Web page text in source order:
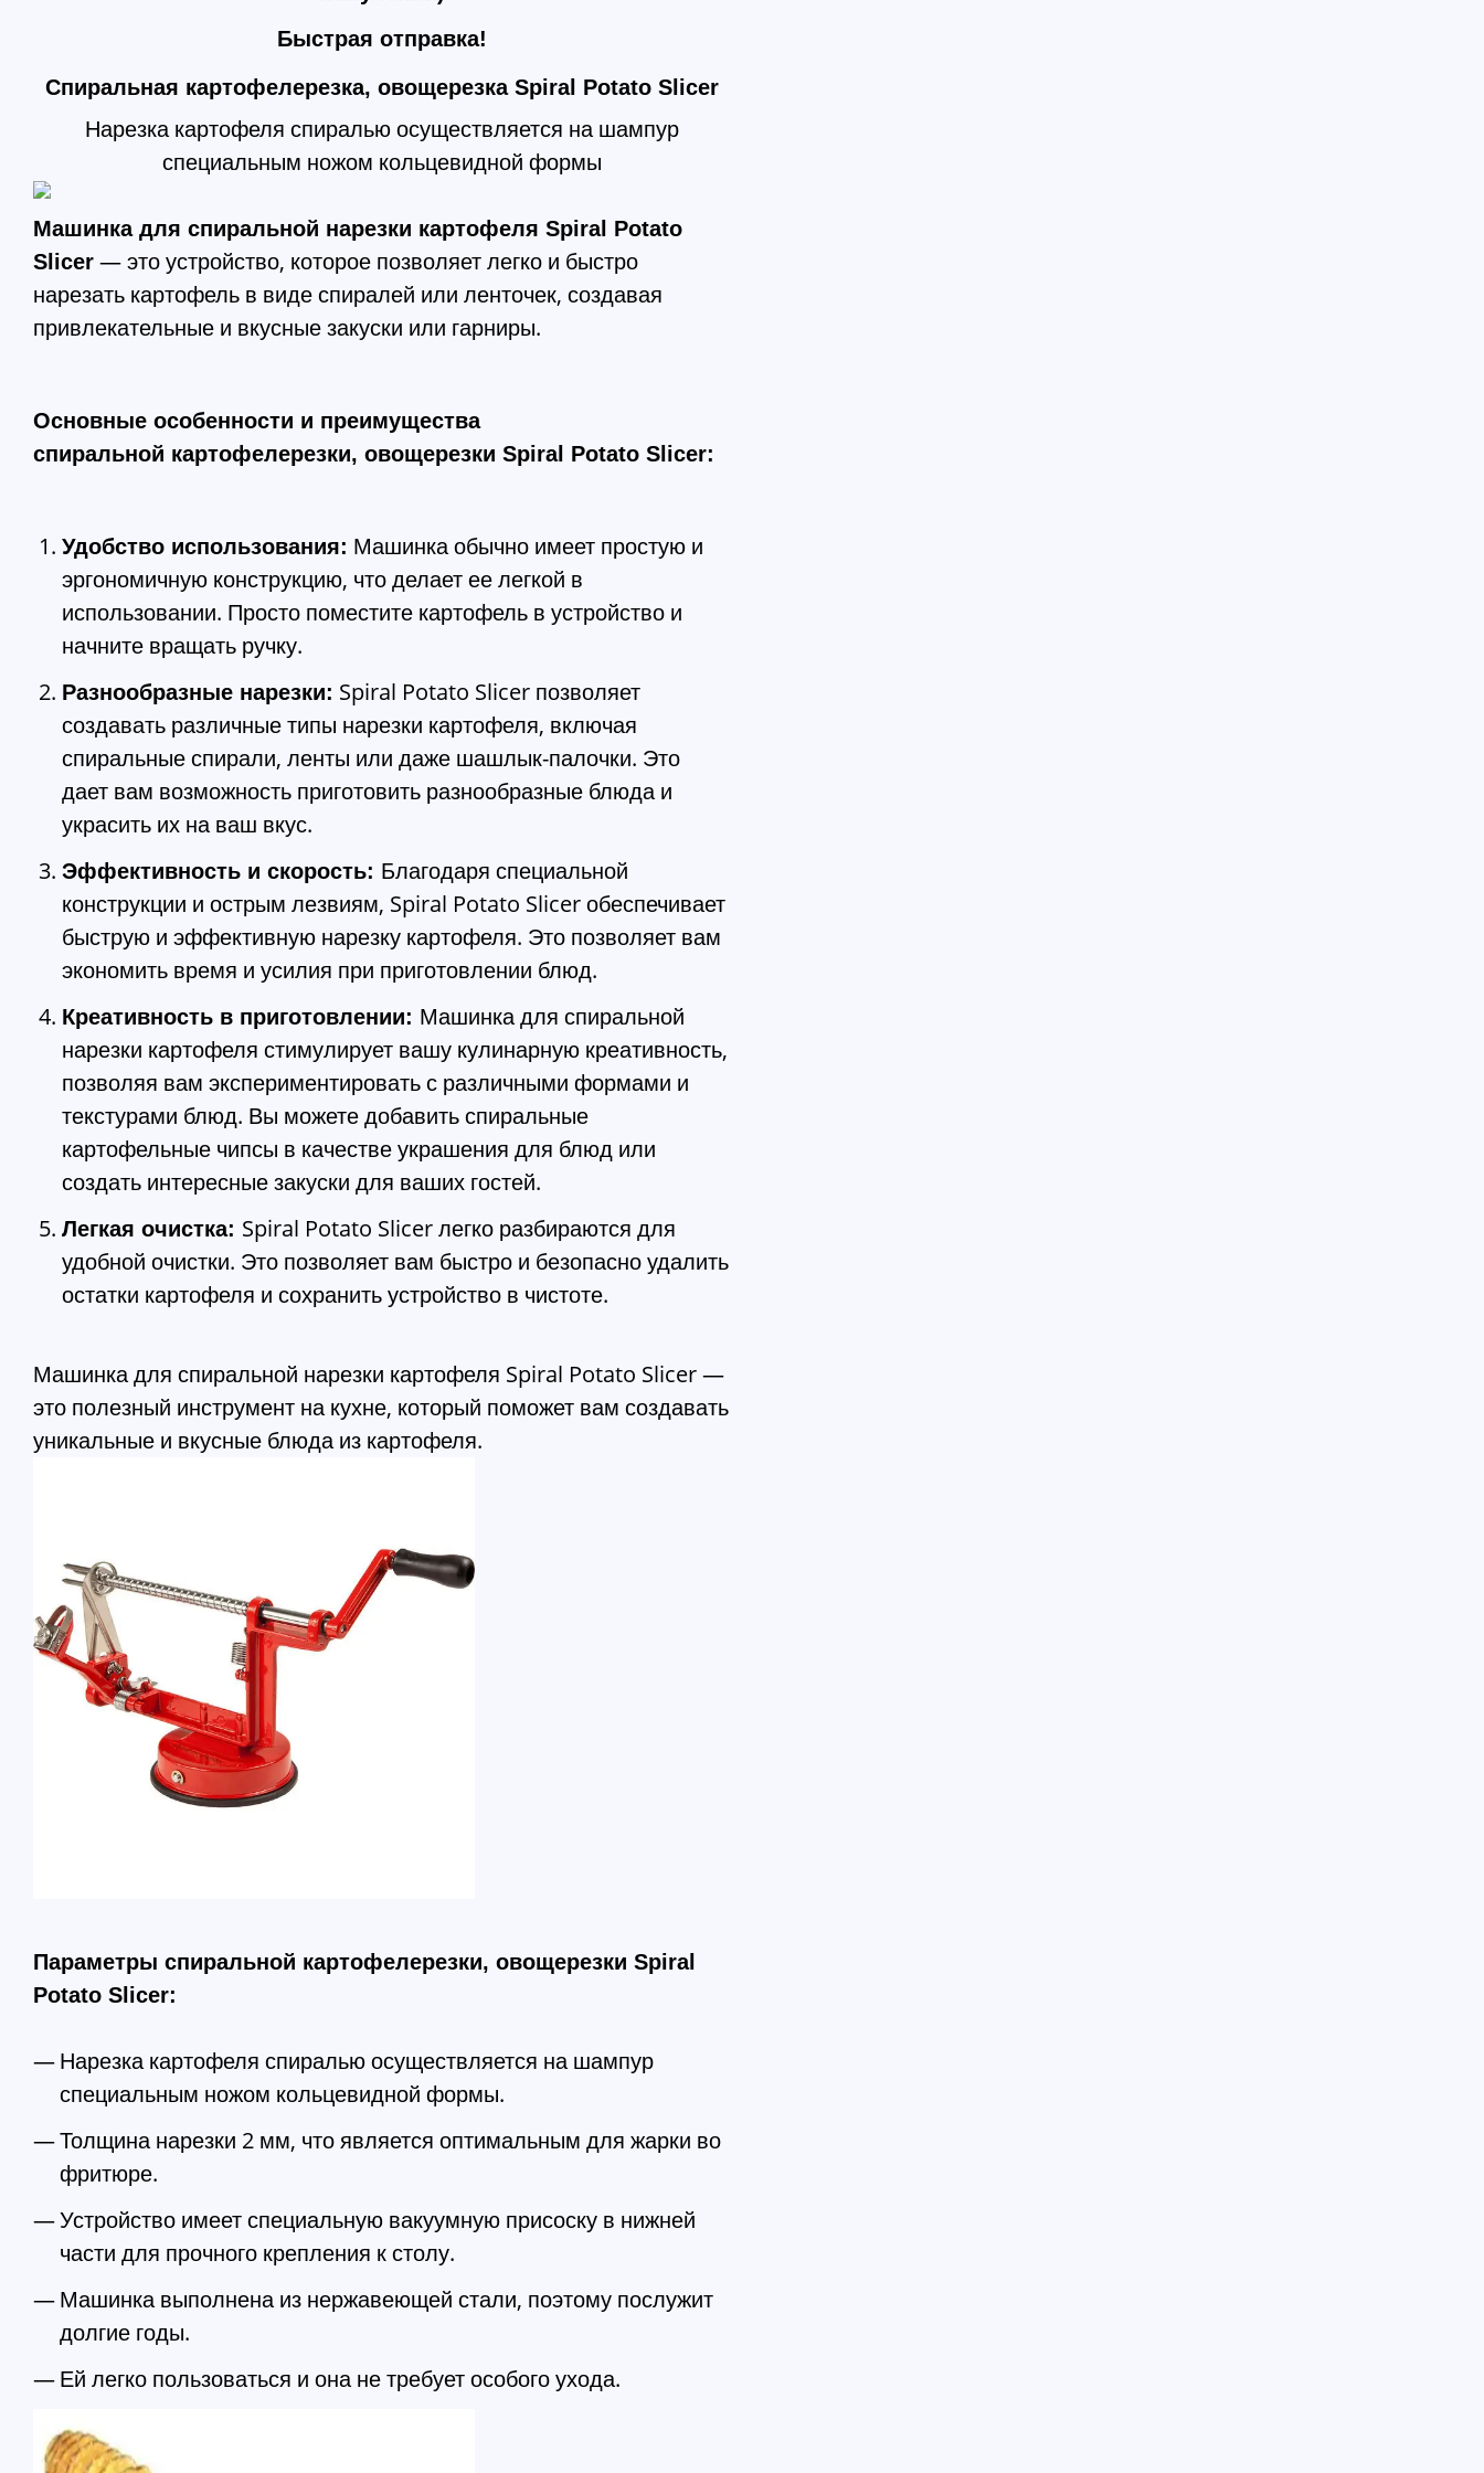
Быстрая отправка!
Спиральная картофелерезка, овощерезка Spiral Potato Slicer
Нарезка картофеля спиралью осуществляется на шампур
специальным ножом кольцевидной формы
Машинка для спиральной нарезки картофеля Spiral Potato
Slicer — это устройство, которое позволяет легко и быстро
нарезать картофель в виде спиралей или ленточек, создавая
привлекательные и вкусные закуски или гарниры.
Основные особенности и преимущества
спиральной картофелерезки, овощерезки Spiral Potato Slicer:
Удобство использования: Машинка обычно имеет простую и
эргономичную конструкцию, что делает ее легкой в
использовании. Просто поместите картофель в устройство и
начните вращать ручку.
Разнообразные нарезки: Spiral Potato Slicer позволяет
создавать различные типы нарезки картофеля, включая
спиральные спирали, ленты или даже шашлык-палочки. Это
дает вам возможность приготовить разнообразные блюда и
украсить их на ваш вкус.
Эффективность и скорость: Благодаря специальной
конструкции и острым лезвиям, Spiral Potato Slicer обеспечивает
быструю и эффективную нарезку картофеля. Это позволяет вам
экономить время и усилия при приготовлении блюд.
Креативность в приготовлении: Машинка для спиральной
нарезки картофеля стимулирует вашу кулинарную креативность,
позволяя вам экспериментировать с различными формами и
текстурами блюд. Вы можете добавить спиральные
картофельные чипсы в качестве украшения для блюд или
создать интересные закуски для ваших гостей.
Легкая очистка: Spiral Potato Slicer легко разбираются для
удобной очистки. Это позволяет вам быстро и безопасно удалить
остатки картофеля и сохранить устройство в чистоте.
Машинка для спиральной нарезки картофеля Spiral Potato Slicer —
это полезный инструмент на кухне, который поможет вам создавать
уникальные и вкусные блюда из картофеля.
Параметры спиральной картофелерезки, овощерезки Spiral
Potato Slicer:
Нарезка картофеля спиралью осуществляется на шампур
специальным ножом кольцевидной формы.
Толщина нарезки 2 мм, что является оптимальным для жарки во
фритюре.
Устройство имеет специальную вакуумную присоску в нижней
части для прочного крепления к столу.
Машинка выполнена из нержавеющей стали, поэтому послужит
долгие годы.
Ей легко пользоваться и она не требует особого ухода.